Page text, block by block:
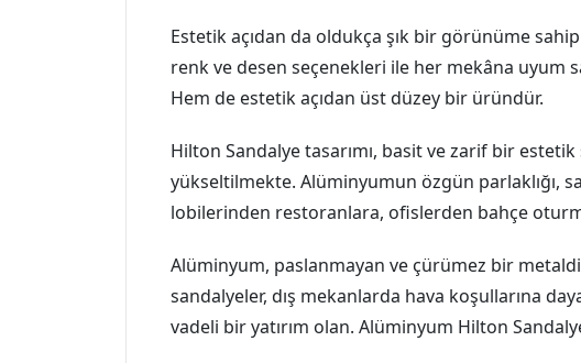
Estetik açıdan da oldukça şık bir görünüme
renk ve desen seçenekleri ile her mekâna uyum
Hem de estetik açıdan üst düzey bir üründür.
Hilton Sandalye tasarımı, basit ve zarif bir
yükseltilmekte. Alüminyumun özgün parlaklığı,
lobilerinden restoranlara, ofislerden bahçe
Alüminyum, paslanmayan ve çürümez bir
sandalyeler, dış mekanlarda hava koşullarına
vadeli bir yatırım olan. Alüminyum Hilton